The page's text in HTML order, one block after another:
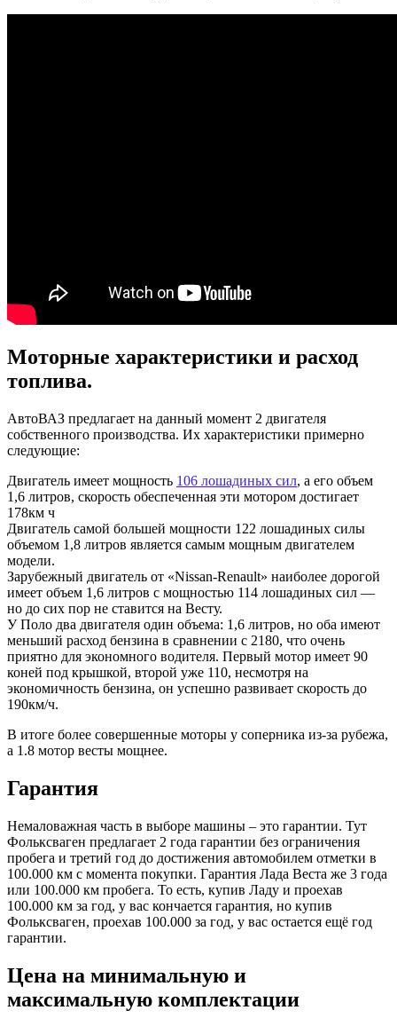
Моторные характеристики и расход
топлива.
АвтоВАЗ предлагает на данный момент 2 двигателя
собственного производства. Их характеристики примерно
следующие:
Двигатель имеет мощность 106 лошадиных сил, а его объем
1,6 литров, скорость обеспеченная эти мотором достигает
178км ч
Двигатель самой большей мощности 122 лошадиных силы
объемом 1,8 литров является самым мощным двигателем
модели.
Зарубежный двигатель от «Nissan-Renault» наиболее дорогой
имеет объем 1,6 литров с мощностью 114 лошадиных сил —
но до сих пор не ставится на Весту.
У Поло два двигателя один объема: 1,6 литров, но оба имеют
меньший расход бензина в сравнении с 2180, что очень
приятно для экономного водителя. Первый мотор имеет 90
коней под крышкой, второй уже 110, несмотря на
экономичность бензина, он успешно развивает скорость до
190км/ч.
В итоге более совершенные моторы у соперника из-за рубежа,
а 1.8 мотор весты мощнее.
Гарантия
Немаловажная часть в выборе машины – это гарантии. Тут
Фольксваген предлагает 2 года гарантии без ограничения
пробега и третий год до достижения автомобилем отметки в
100.000 км с момента покупки. Гарантия Лада Веста же 3 года
или 100.000 км пробега. То есть, купив Ладу и проехав
100.000 км за год, у вас кончается гарантия, но купив
Фольксваген, проехав 100.000 за год, у вас остается ещё год
гарантии.
Цена на минимальную и
максимальную комплектации